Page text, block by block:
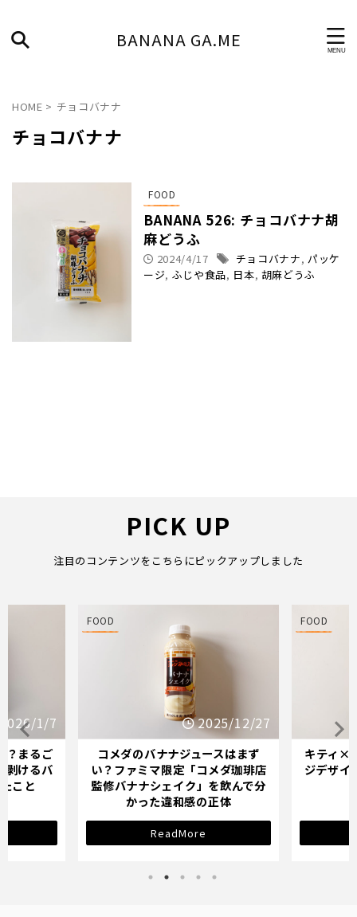
BANANA GA.ME
HOME > チョコバナナ
チョコバナナ
FOOD
BANANA 526: チョコバナナ胡
麻どうふ
2024/4/17 チョコバナナ, パッケ
ージ, ふじや食品, 日本, 胡麻どうふ
PICK UP
注目のコンテンツをこちらにピックアップしました
2026/1/7
？まるご
剥けるバ
こと
FOOD
2025/12/27
コメダのバナナジュースはまず
い？ファミマ限定「コメダ珈琲店
監修バナナシェイク」を飲んで分
かった違和感の正体
ReadMore
FOOD
キティ×
ジデザイ